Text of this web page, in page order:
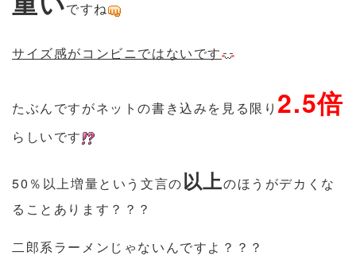
ですね
サイズ感がコンビニではないです
たぶんですがネットの書き込みを見る限り 2.5倍
らしいです
50％以上増量という文言の以上のほうがデカくな
ることあります？？？
二郎系ラーメンじゃないんですよ？？？